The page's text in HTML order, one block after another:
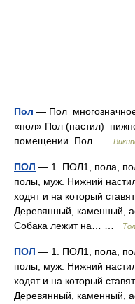
Пол — Пол многозначное
«пол» Пол (настил)
помещении. Пол …
ПОЛ — 1. ПОЛ1, пола,
полы, муж. Нижний
ходят и на который
Деревянный, каменный,
Собака лежит на… …
ПОЛ — 1. ПОЛ1, пола,
полы, муж. Нижний
ходят и на который
Деревянный, каменный,